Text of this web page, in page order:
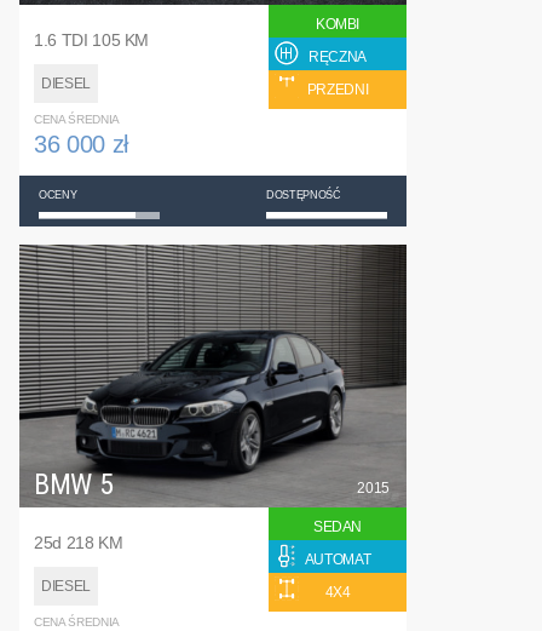
1.6 TDI 105 KM
DIESEL
KOMBI
RĘCZNA
PRZEDNI
CENA ŚREDNIA
36 000 zł
OCENY DOSTĘPNOŚĆ
BMW 5
25d 218 KM
DIESEL
2015
SEDAN
AUTOMAT
4X4
CENA ŚREDNIA